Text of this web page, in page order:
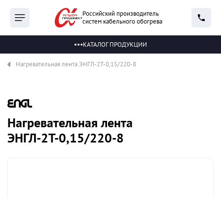
Российский производитель
систем кабельного обогрева
КАТАЛОГ ПРОДУКЦИИ
Нагревательная лента ЭНГЛ-2Т-0,15/220-8
Нагревательная лента
ЭНГЛ-2Т-0,15/220-8